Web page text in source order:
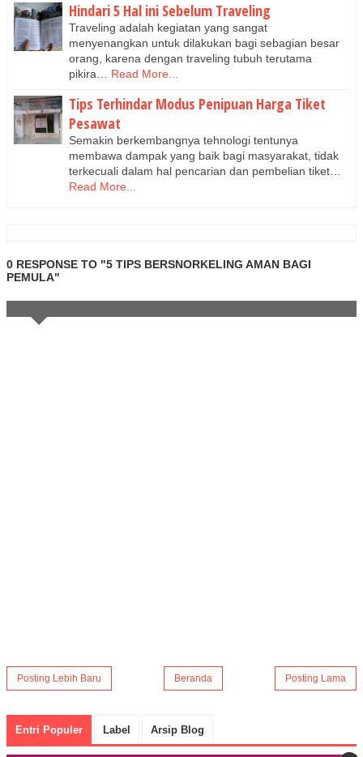
Hindari 5 Hal ini Sebelum Traveling
Traveling adalah kegiatan yang sangat
menyenangkan untuk dilakukan bagi sebagian besar
orang, karena dengan traveling tubuh terutama
pikira…
Read More...
Tips Terhindar Modus Penipuan Harga Tiket
Pesawat
Semakin berkembangnya tehnologi tentunya
membawa dampak yang baik bagi masyarakat, tidak
terkecuali dalam hal pencarian dan pembelian tiket…
Read More...
0 RESPONSE TO "5 TIPS BERSNORKELING AMAN BAGI
PEMULA"
Posting Lebih Baru Posting Lama
Beranda
Entri Populer Label Arsip Blog